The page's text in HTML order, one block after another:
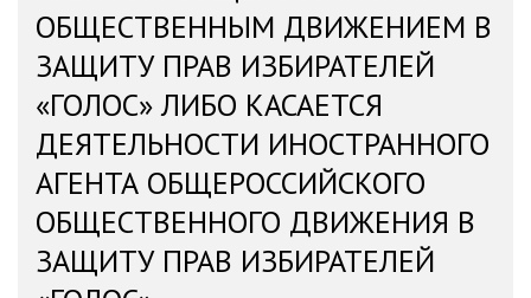
ОБЩЕСТВЕННЫМ ДВИЖЕНИЕМ В
ЗАЩИТУ ПРАВ ИЗБИРАТЕЛЕЙ
«ГОЛОС» ЛИБО КАСАЕТСЯ
ДЕЯТЕЛЬНОСТИ ИНОСТРАННОГО
АГЕНТА ОБЩЕРОССИЙСКОГО
ОБЩЕСТВЕННОГО ДВИЖЕНИЯ В
ЗАЩИТУ ПРАВ ИЗБИРАТЕЛЕЙ